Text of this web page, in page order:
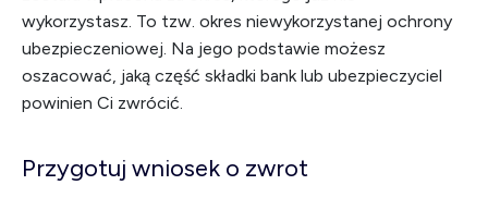
wykorzystasz. To tzw. okres niewykorzystanej ochrony
ubezpieczeniowej. Na jego podstawie możesz
oszacować, jaką część składki bank lub ubezpieczyciel
powinien Ci zwrócić.
Przygotuj wniosek o zwrot